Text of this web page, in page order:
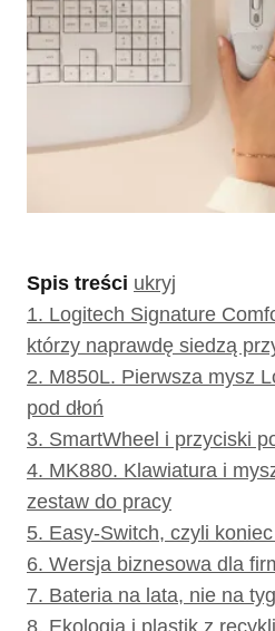
Spis treści ukryj
1. Logitech Signature
którzy naprawdę siedzą
2. M850L. Pierwsza mysz
pod dłoń
3. SmartWheel i przyciski
4. MK880. Klawiatura i
zestaw do pracy
5. Easy-Switch, czyli
6. Wersja biznesowa dla
7. Bateria na lata, nie na
8. Ekologia i plastik z